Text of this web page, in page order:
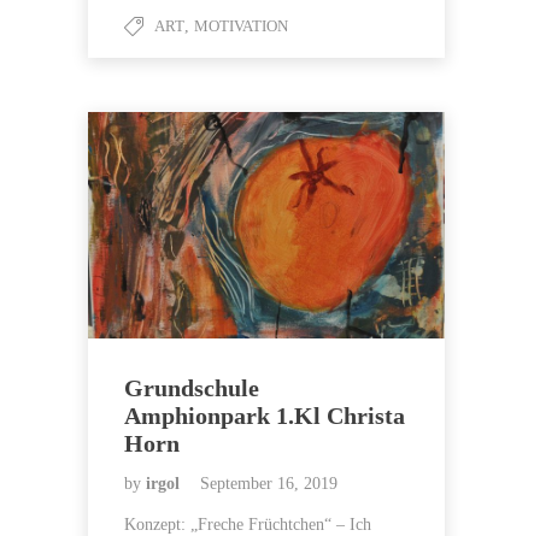
ART MOTIVATION
Grundschule
Amphionpark 1.Kl Christa
Horn
by irgol September 16, 2019
Konzept: „Freche Früchtchen“ – Ich